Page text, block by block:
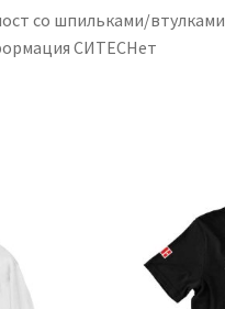
со шпильками/втулками
СИТЕСНет